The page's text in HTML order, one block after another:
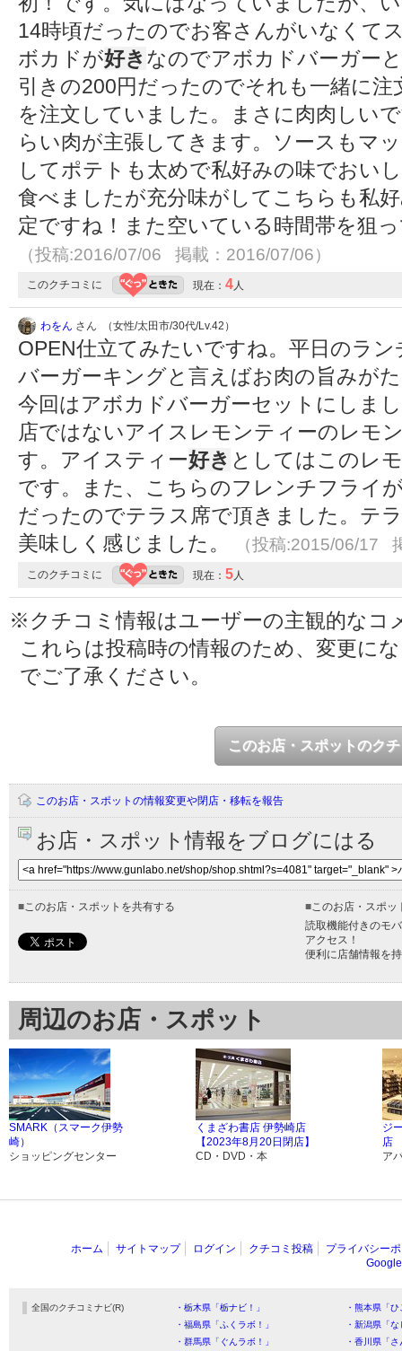
14時頃だったのでお客さんがいなくて
ボカドが好き なのでアボカドバーガー
引きの200円だったのでそれも一緒に
を注文していました。まさに肉肉しい
らい肉が主張してきます。ソースもマ
してポテトも太めで私好みの味でおい
食べましたが充分味がしてこちらも私
定ですね！また空いている時間帯を狙
（投稿:2016/07/06 掲載：2016/07/06）
このクチコミに 現在： 4人
わをん さん （女性/太田市/30代/Lv.42）
OPEN仕立てみたいですね。平日のラ
バーガーキングと言えばお肉の旨みが
今回はアボカドバーガーセットにしま
店ではないアイスレモンティーのレモ
す。アイスティー好き としてはこのレ
です。また、こちらのフレンチフライ
だったのでテラス席で頂きました。テ
美味しく感じました。
（投稿:2015/06/17
このクチコミに 現在： 5人
※クチコミ情報はユーザーの主観的なコ
これらは投稿時の情報のため、変更に
でご了承ください。
このお店・スポットのク
このお店・スポットの情報変更や閉店・移転を報告
お店・スポット情報をブログにはる
■このお店・スポットを共有する ■このお店・スポッ
読取機能付きのモ
アクセス！
便利に店舗情報を
周辺のお店・スポット
SMARK（スマーク伊勢
崎）
ショッピングセンター
くまざわ書店 伊勢崎店
【2023年8月20日閉店】
CD・DVD・本
ジ
店
ア
ホーム サイトマップ ログイン クチコミ投稿
プライバシー
全国のクチコミナビ(R) ・栃木県「栃ナビ！」
・熊本県「
・福島県「ふくラボ！」
・新潟県「
・群馬県「ぐんラボ！」
・香川県「